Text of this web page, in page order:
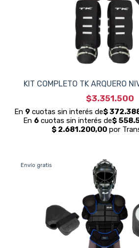
KIT COMPLETO TK ARQUERO
$3.351.500
Envío gratis